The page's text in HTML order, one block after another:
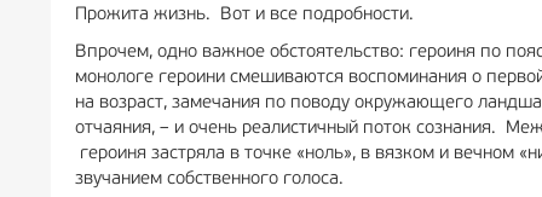
Прожита жизнь. Вот и все подробности.
Впрочем, одно важное обстоятельство: героиня по
монологе героини смешиваются воспоминания о
на возраст, замечания по поводу окружающего
отчаяния, – и очень реалистичный поток сознания.
героиня застряла в точке «ноль», в вязком и вечном
звучанием собственного голоса.